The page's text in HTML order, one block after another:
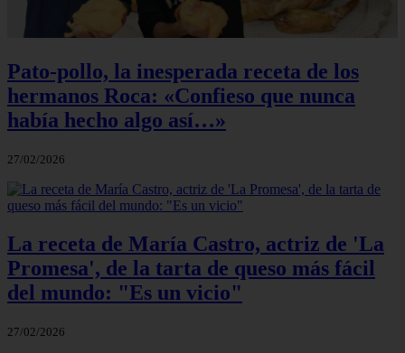
Pato-pollo, la inesperada receta de los
hermanos Roca: «Confieso que nunca
había hecho algo así…»
27/02/2026
La receta de María Castro, actriz de 'La
Promesa', de la tarta de queso más fácil
del mundo: "Es un vicio"
27/02/2026